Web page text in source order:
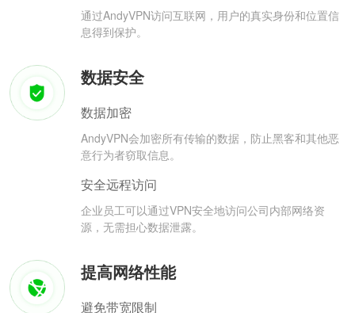
通过AndyVPN访问互联网，用户的真实身份和位置信
息得到保护。
数据安全
数据加密
AndyVPN会加密所有传输的数据，防止黑客和其他恶
意行为者窃取信息。
安全远程访问
企业员工可以通过VPN安全地访问公司内部网络资
源，无需担心数据泄露。
提高网络性能
避免带宽限制